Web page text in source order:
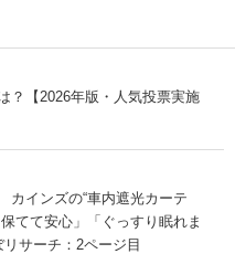
？【2026年版・人気投票実施
カインズの“車内遮光カーテ
てて安心」「ぐっすり眠れま
サーチ：2ページ目